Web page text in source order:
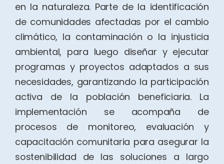
en la naturaleza. Parte de la identificación
de comunidades afectadas por el cambio
climático, la contaminación o la injusticia
ambiental, para luego diseñar y ejecutar
programas y proyectos adaptados a sus
necesidades, garantizando la participación
activa de la población beneficiaria. La
implementación se acompaña de
procesos de monitoreo, evaluación y
capacitación comunitaria para asegurar la
sostenibilidad de las soluciones a largo